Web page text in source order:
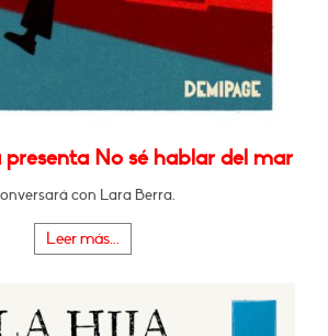
No sé hablar del mar
con Lara Berra.
Leer más...